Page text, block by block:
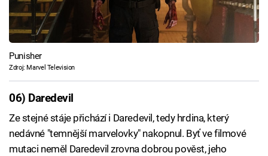
Punisher
Zdroj: Marvel Television
06) Daredevil
Ze stejné stáje přichází i Daredevil, tedy hrdina, který
nedávné "temnější marvelovky" nakopnul. Byť ve filmové
mutaci neměl Daredevil zrovna dobrou pověst, jeho